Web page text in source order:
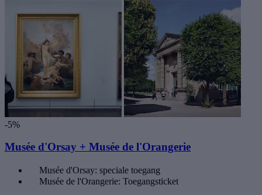
-5%
Musée d'Orsay + Musée de l'Orangerie
Musée d'Orsay: speciale toegang
Musée de l'Orangerie: Toegangsticket